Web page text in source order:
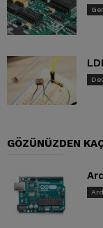
GÖZÜNÜZDEN